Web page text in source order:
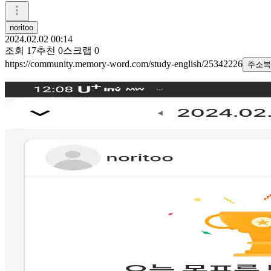
noritoo
2024.02.02 00:14
조회 17추천 0스크랩 0
https://community.memory-word.com/study-english/25342226 주소